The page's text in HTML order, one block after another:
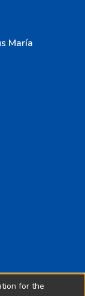
María
estan
for the